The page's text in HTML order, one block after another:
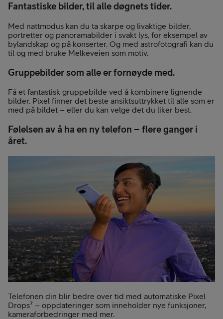
Fantastiske bilder, til alle døgnets tider.
Med nattmodus kan du ta skarpe og livaktige bilder,
portretter og panoramabilder i svakt lys, for eksempel av
bylandskap og på konserter. Og med astrofotografi kan du
til og med bruke Melkeveien som motiv.
Gruppebilder som alle er fornøyde med.
Få et fantastisk gruppebilde ved å kombinere lignende
bilder. Pixel finner det beste ansiktsuttrykket til alle som er
med på bildet – eller du kan velge det du liker best.
Følelsen av å ha en ny telefon – flere ganger i
året.
Telefonen din blir bedre over tid med automatiske Pixel
Drops⁷ – oppdateringer som inneholder nye funksjoner,
kameraforbedringer med mer.